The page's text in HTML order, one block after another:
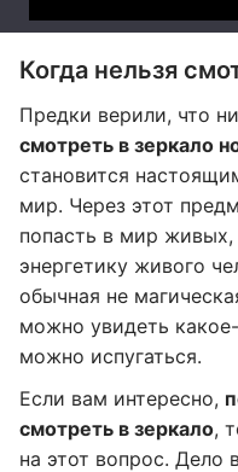
Когда нельзя
Предки верили, что
смотреть в зеркало
становится
мир. Через этот
попасть в мир живых,
энергетику живого
обычная не
можно увидеть
можно испугаться.
Если вам интересно,
смотреть в зеркало,
на этот вопрос. Дело